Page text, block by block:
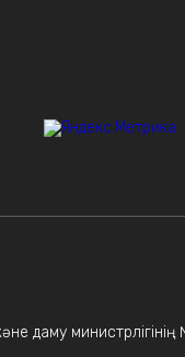
министрлігінің №